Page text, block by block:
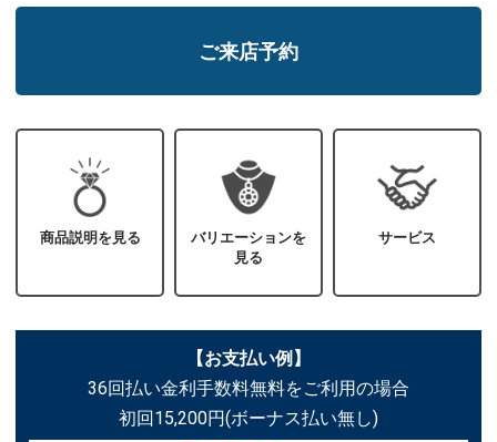
ご来店予約
商品説明を見る
バリエーションを
見る
サービス
【お支払い例】
36回払い金利手数料無料をご利用の場合
初回15,200円(ボーナス払い無し)